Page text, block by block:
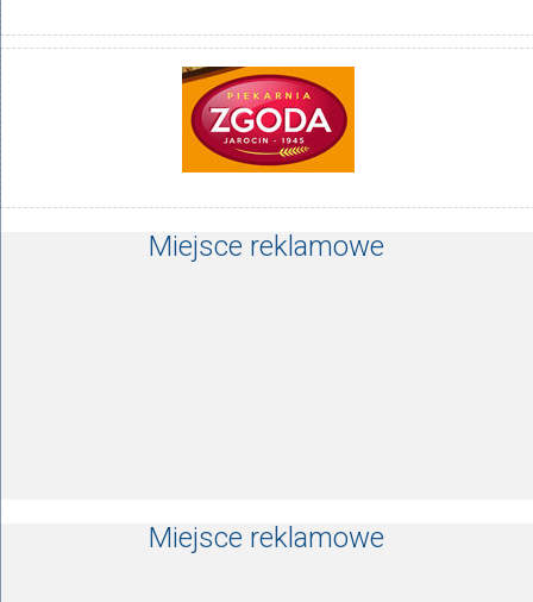
Miejsce reklamowe
Miejsce reklamowe